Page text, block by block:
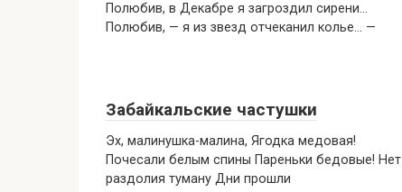
Полюбив, в Декабре я загроздил сирени…
Полюбив, — я из звезд отчеканил колье… —
Забайкальские частушки
Эх, малинушка-малина, Ягодка медовая!
Почесали белым спины Пареньки бедовые! Нет
раздолия туману Дни прошли